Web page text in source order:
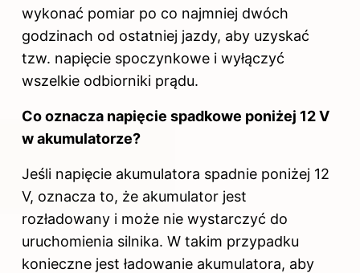
wykonać pomiar po co najmniej dwóch
godzinach od ostatniej jazdy, aby uzyskać
tzw. napięcie spoczynkowe i wyłączyć
wszelkie odbiorniki prądu.
Co oznacza napięcie spadkowe poniżej 12 V
w akumulatorze?
Jeśli napięcie akumulatora spadnie poniżej 12
V, oznacza to, że akumulator jest
rozładowany i może nie wystarczyć do
uruchomienia silnika. W takim przypadku
konieczne jest ładowanie akumulatora, aby